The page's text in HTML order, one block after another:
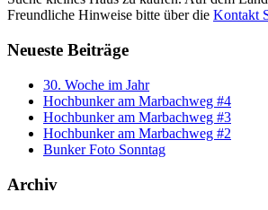
Freundliche Hinweise bitte über die Kontakt
Neueste Beiträge
30. Woche im Jahr
Hochbunker am Marbachweg #4
Hochbunker am Marbachweg #3
Hochbunker am Marbachweg #2
Bunker Foto Sonntag
Archiv